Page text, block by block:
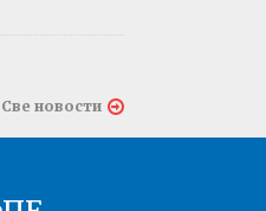
Све новости